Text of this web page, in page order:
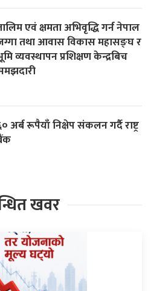
एवं क्षमता अभिवृद्धि गर्न नेपाल
तथा आवास विकास महासङ्घ र
व्यवस्थापन प्रशिक्षण केन्द्रबिच
अर्ब रूपैयाँ निक्षेप संकलन गर्दै राष्ट्र
खवर